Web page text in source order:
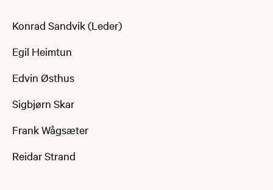
Konrad Sandvik (Leder)
Egil Heimtun
Edvin Østhus
Sigbjørn Skar
Frank Wågsæter
Reidar Strand